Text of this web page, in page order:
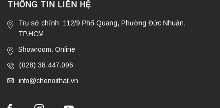
THÔNG TIN LIÊN HỆ
Trụ sở chính: 112/9 Phổ Quang, Phường Đức Nhuận,
TP.HCM
Showroom: Online
(028) 38.447.096
info@chonoithat.vn